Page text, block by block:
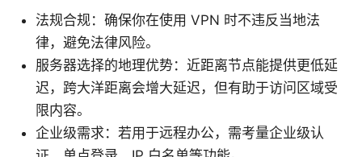
法规合规：确保你在使用 VPN 时不违反当地法
律，避免法律风险。
服务器选择的地理优势：近距离节点能提供更低延
迟，跨大洋距离会增大延迟，但有助于访问区域受
限内容。
企业级需求：若用于远程办公，需考量企业级认